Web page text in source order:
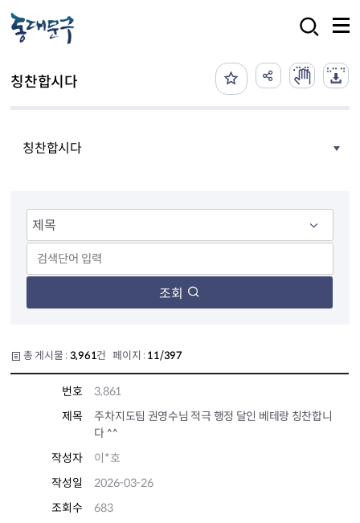
칭찬합시다
칭찬합시다
조회
총 게시물 : 3,961건 페이지 : 11/397
번호
3,861
제목
주차지도팀 권영수님 적극 행정 달인 베테랑 칭찬합니
다 ^^
작성자
이*호
작성일
2026-03-26
조회수
683